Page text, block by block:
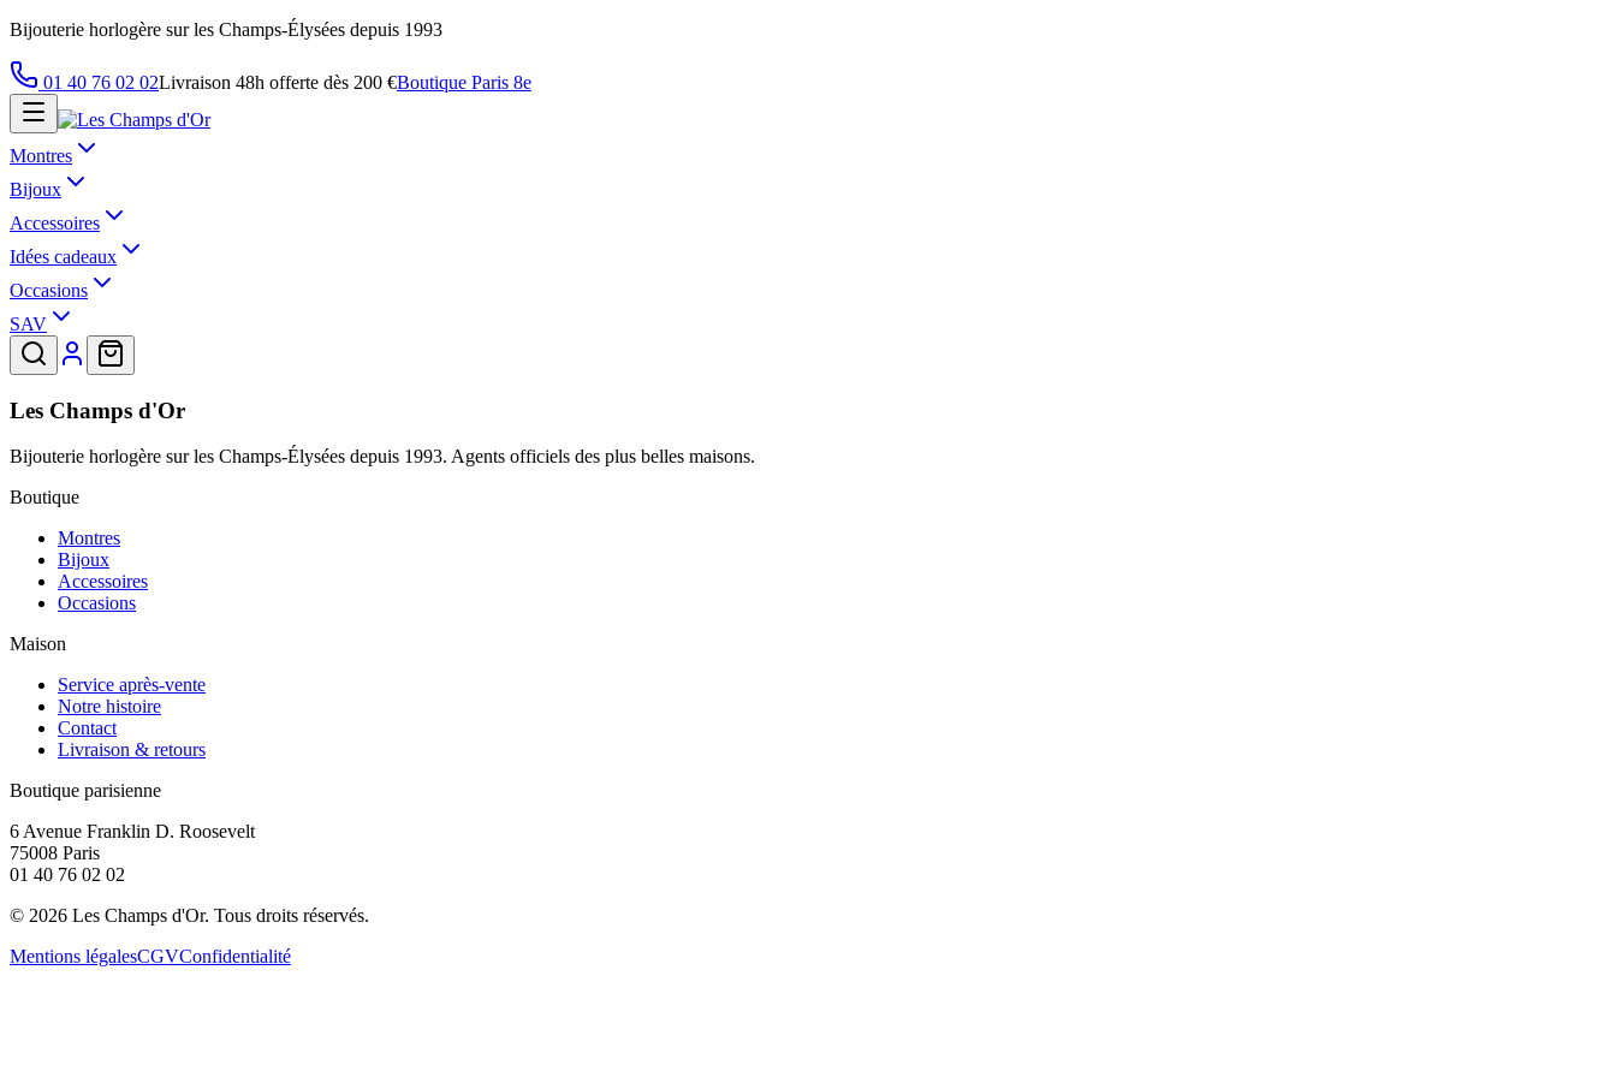
Bijouterie horlogère sur les Champs-Élysées depuis 1993
01 40 76 02 02Livraison 48h offerte dès 200 €Boutique Paris 8e
Montres
Bijoux
Accessoires
Idées cadeaux
Occasions
SAV
Les Champs d'Or
Bijouterie horlogère sur les Champs-Élysées depuis 1993. Agents officiels des plus belles maisons.
Boutique
Montres
Bijoux
Accessoires
Occasions
Maison
Service après-vente
Notre histoire
Contact
Livraison & retours
Boutique parisienne
6 Avenue Franklin D. Roosevelt
75008 Paris
01 40 76 02 02
© 2026 Les Champs d'Or. Tous droits réservés.
Mentions légalesCGVConfidentialité